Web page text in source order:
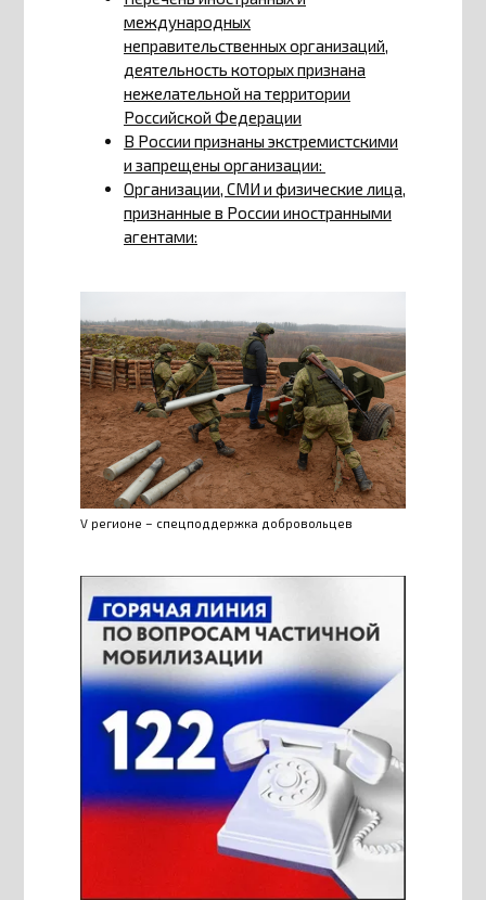
международных
неправительственных организаций,
деятельность которых признана
нежелательной на территории
Российской Федерации
В России признаны экстремистскими
и запрещены организации:
Организации, СМИ и физические лица,
признанные в России иностранными
агентами:
V регионе – спецподдержка добровольцев